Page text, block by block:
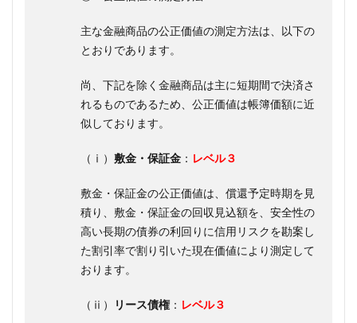
主な金融商品の公正価値の測定方法は、以下の
とおりであります。
尚、下記を除く金融商品は主に短期間で決済さ
れるものであるため、公正価値は帳簿価額に近
似しております。
（ⅰ） 敷金・保証金 ： レベル３
敷金・保証金の公正価値は、償還予定時期を見
積り、敷金・保証金の回収見込額を、安全性の
高い長期の債券の利回りに信用リスクを勘案し
た割引率で割り引いた現在価値により測定して
おります。
（ⅱ） リース債権： レベル３